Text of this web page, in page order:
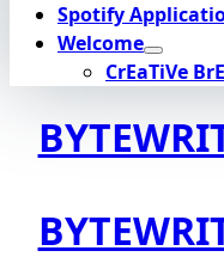
Spotify
Welcome
CrEaTiVe